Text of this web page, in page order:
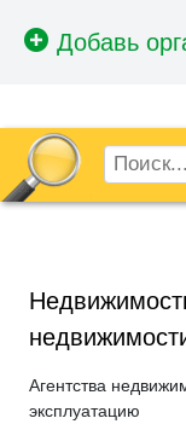
Агентства
эксплуатацию